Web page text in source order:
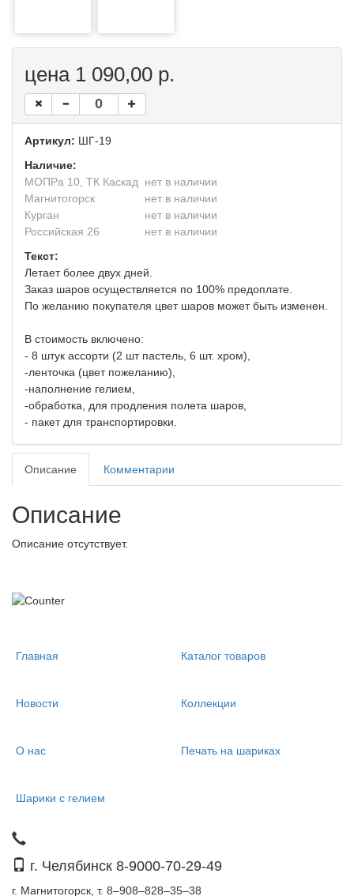
цена 1 090,00 р.
Артикул: ШГ-19
Наличие:
МОПРа 10, ТК Каскад
нет в наличии
Магнитогорск
нет в наличии
Курган
нет в наличии
Российская 26
нет в наличии
Текст:
Летает более двух дней.
Заказ шаров осуществляется по 100% предоплате.
По желанию покупателя цвет шаров может быть изменен.
В стоимость включено:
- 8 штук ассорти (2 шт пастель, 6 шт. хром),
-ленточка (цвет пожеланию),
-наполнение гелием,
-обработка, для продления полета шаров,
- пакет для транспортировки.
Описание Комментарии
Описание
Описание отсутствует.
Главная Каталог товаров
Новости Коллекции
О нас Печать на шариках
Шарики с гелием
г. Челябинск 8-9000-70-29-49
г. Магнитогорск, т. 8–908–828–35–38